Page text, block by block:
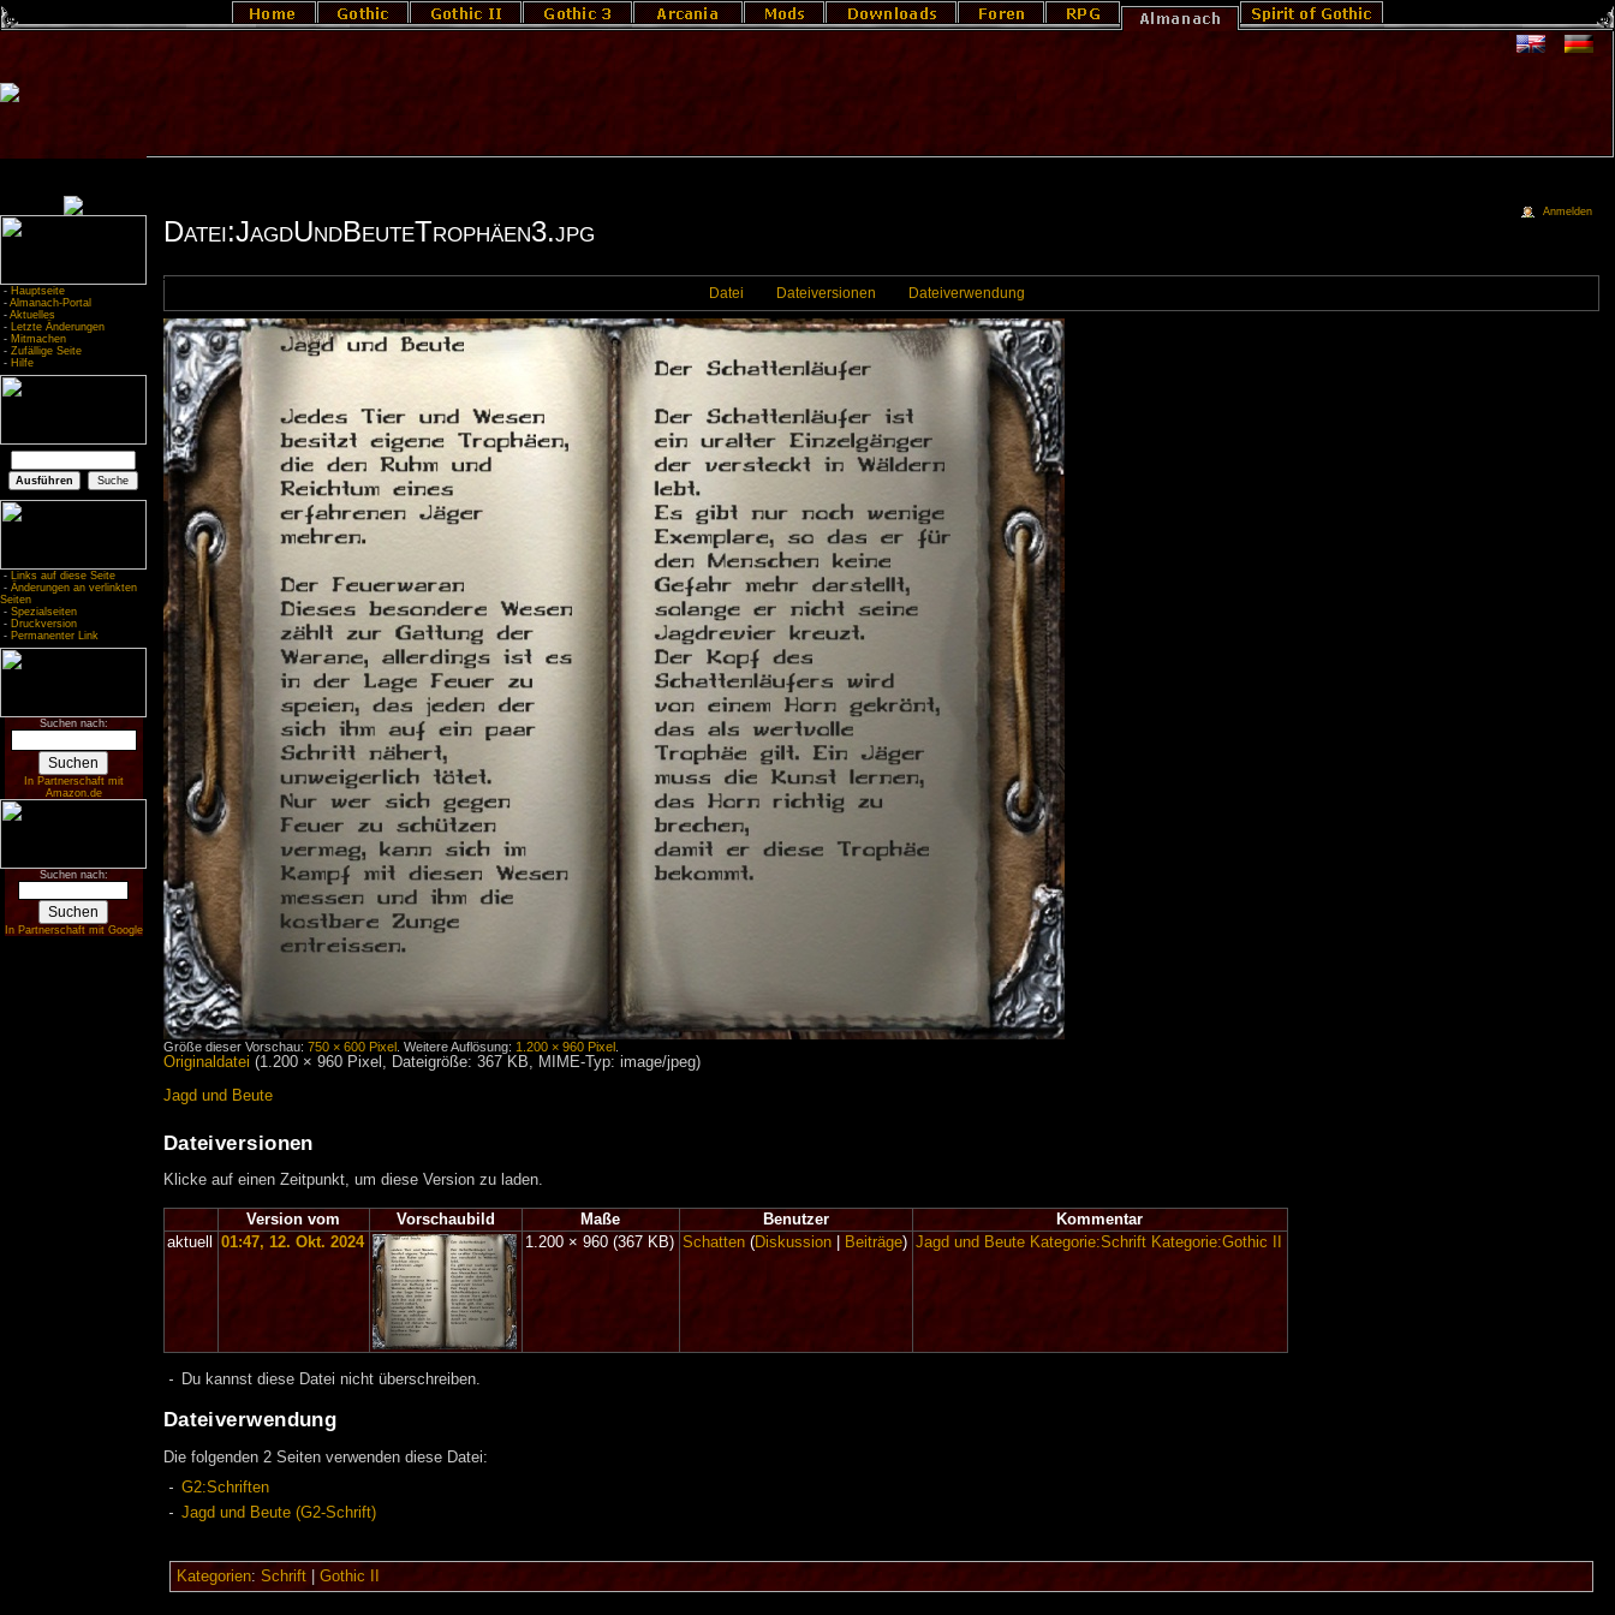
- Hauptseite
- Almanach-Portal
- Aktuelles
- Letzte Änderungen
- Mitmachen
- Zufällige Seite
- Hilfe
- Links auf diese Seite
- Änderungen an verlinkten
Seiten
- Spezialseiten
- Druckversion
- Permanenter Link
Suchen nach:
In Partnerschaft mit
Amazon.de
Suchen nach:
In Partnerschaft mit Google
Datei:JagdUndBeuteTrophäen3.jpg
Datei Dateiversionen Dateiverwendung
Größe dieser Vorschau: 750 × 600 Pixel. Weitere Auflösung: 1.200 × 960 Pixel.
Originaldatei (1.200 × 960 Pixel, Dateigröße: 367 KB, MIME-Typ: image/jpeg)
Jagd und Beute
Dateiversionen
Klicke auf einen Zeitpunkt, um diese Version zu laden.
Version vom Vorschaubild Maße Benutzer
Kommentar
aktuell
01:47, 12. Okt. 2024 1.200 × 960(367 KB) Schatten (Diskussion Beiträge) Jagd und Beute Kategorie:Schrift Kategorie:Gothic II
Du kannst diese Datei nicht überschreiben.
Dateiverwendung
Die folgenden 2 Seiten verwenden diese Datei:
G2:Schriften
Jagd und Beute (G2-Schrift)
Kategorien: Schrift| Gothic II
Anmelden